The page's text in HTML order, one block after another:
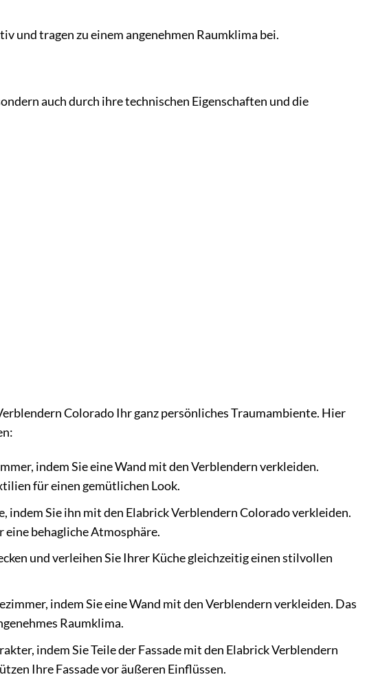
und tragen zu einem angenehmen Raumklima bei.
auch durch ihre technischen Eigenschaften und die
Colorado Ihr ganz persönliches Traumambiente. Hier
indem Sie eine Wand mit den Verblendern verkleiden.
für einen gemütlichen Look.
indem Sie ihn mit den Elabrick Verblendern Colorado verkleiden.
behagliche Atmosphäre.
und verleihen Sie Ihrer Küche gleichzeitig einen stilvollen
indem Sie eine Wand mit den Verblendern verkleiden. Das
Raumklima.
indem Sie Teile der Fassade mit den Elabrick Verblendern
Ihre Fassade vor äußeren Einflüssen.